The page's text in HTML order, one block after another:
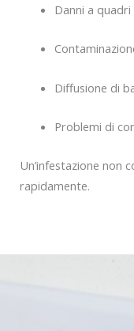
Danni a
Diffusione di
Problemi di
Un’infestazione non
rapidamente.